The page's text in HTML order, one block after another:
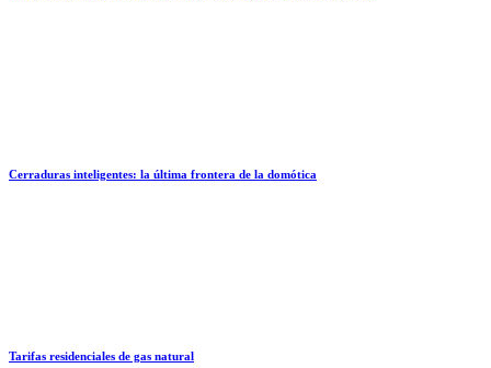
Cerraduras inteligentes: la última frontera de la domótica
Tarifas residenciales de gas natural